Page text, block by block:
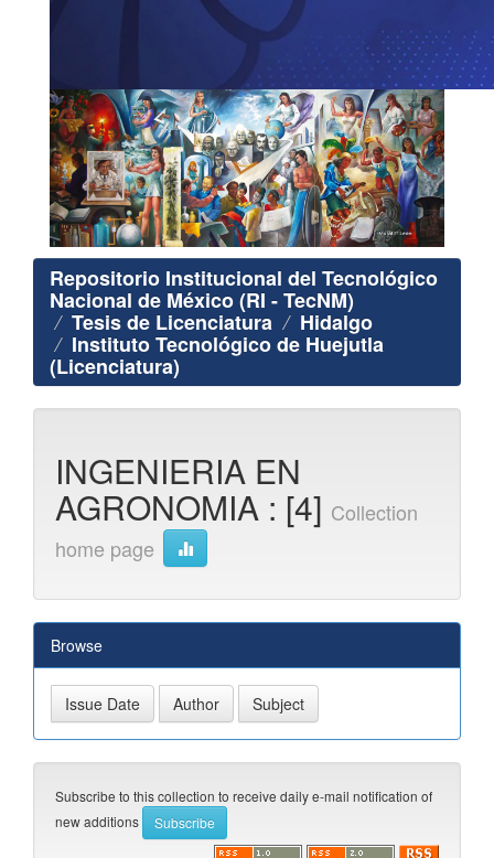
Repositorio Institucional del Tecnológico
Nacional de México (RI - TecNM)
Tesis de Licenciatura Hidalgo
Instituto Tecnológico de Huejutla
(Licenciatura)
INGENIERIA EN
AGRONOMIA : [4] Collection
home page
Browse
Subscribe to this collection to receive daily e-mail notification of
new additions